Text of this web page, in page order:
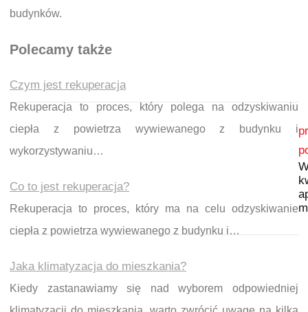
budynków.
Polecamy także
Czym jest rekuperacja
Rekuperacja to proces, który polega na odzyskiwaniu
ciepła z powietrza wywiewanego z budynku i
wykorzystywaniu…
Co to jest rekuperacja?
Rekuperacja to proces, który ma na celu odzyskiwanie
ciepła z powietrza wywiewanego z budynku i…
Jaka klimatyzacja do mieszkania?
Kiedy zastanawiamy się nad wyborem odpowiedniej
Nawigacja wpisu